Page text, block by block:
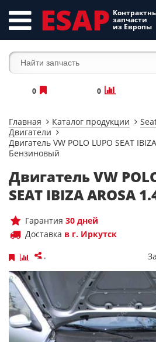
ESAP запчасти
из Европы
0 0
Главная Каталог продукции
Двигатели
Двигатель VW POLO LUPO SEAT
Бензиновый
Двигатель VW
SEAT IBIZA AROSA
Гарантия 30 дней
Доставка в г. Иркутск